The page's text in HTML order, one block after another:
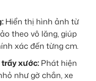
Hiển thị hình ảnh từ
theo vô lăng, giúp
xác đến từng cm.
trầy xước: Phát hiện
như gờ chắn, xe